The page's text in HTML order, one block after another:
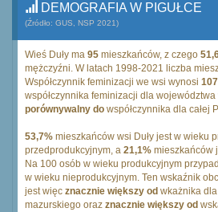
DEMOGRAFIA W PIGUŁCE
(Źródło: GUS, NSP 2021)
Wieś Duły ma 95 mieszkańców, z czego
mężczyźni. W latach 1998-2021 liczba
Współczynnik feminizacji we wsi wynosi 107
współczynnika feminizacji dla
porównywalny do współczynnika dla całej
53,7% mieszkańców wsi Duły jest w wieku
przedprodukcyjnym, a 21,1% mieszkańców
Na 100 osób w wieku produkcyjnym
w wieku nieprodukcyjnym. Ten wskaźnik
jest więc znacznie większy od wkażnika
mazurskiego oraz znacznie większy od